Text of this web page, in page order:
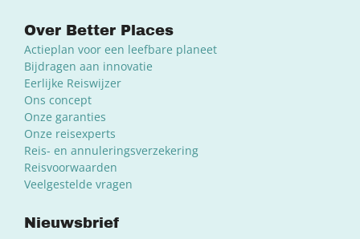
Over Better Places
Actieplan voor een leefbare planeet
Bijdragen aan innovatie
Eerlijke Reiswijzer
Ons concept
Onze garanties
Onze reisexperts
Reis- en annuleringsverzekering
Reisvoorwaarden
Veelgestelde vragen
Nieuwsbrief